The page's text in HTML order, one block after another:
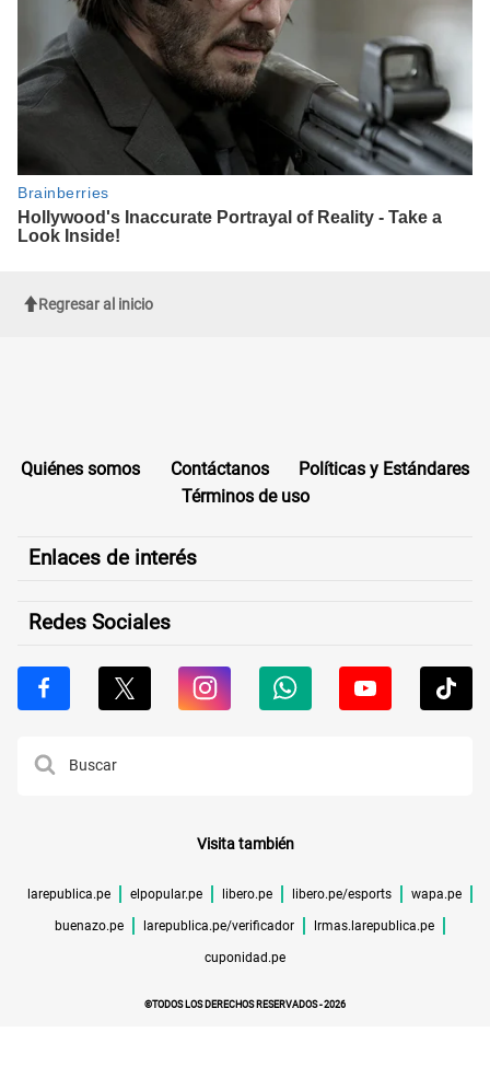
Regresar al inicio
Quiénes somos Contáctanos
Políticas y Estándares
Términos de uso
Enlaces de interés
Redes Sociales
Visita también
larepublica.pe elpopular.pe libero.pe libero.pe/esports wapa.pe
buenazo.pe larepublica.pe/verificador lrmas.larepublica.pe
cuponidad.pe
©TODOS LOS DERECHOS RESERVADOS -2026